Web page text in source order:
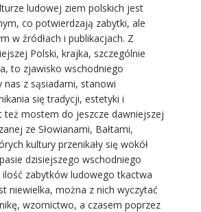
ludowej ziem polskich jest
co potwierdzają zabytki, ale
w źródłach i publikacjach. Z
Polski, krajka, szczególnie
to zjawisko wschodniego
nas z sąsiadami, stanowi
się tradycji, estetyki i
też mostem do jeszcze dawniejszej
ze Słowianami, Bałtami,
kultury przenikały się wokół
dzisiejszego wschodniego
ilość zabytków ludowego tkactwa
niewielka, można z nich wyczytać
wzornictwo, a czasem poprzez